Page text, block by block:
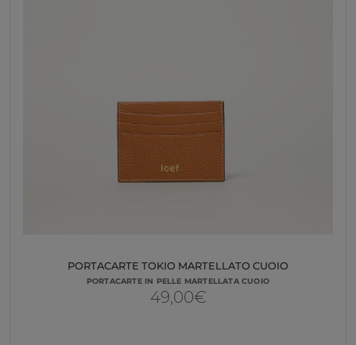
PORTACARTE TOKIO MARTELLATO CUOIO
PORTACARTE IN PELLE MARTELLATA CUOIO
49,00€